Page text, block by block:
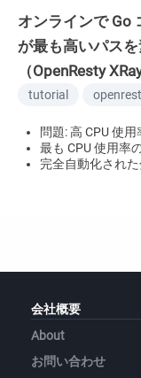
オンラインで Go
が最も高いパス
（OpenResty
tutorial
問題: 高 CPU 使用
最も CPU 使用率
完全自動化され
会社概要
About
お問い合わせ